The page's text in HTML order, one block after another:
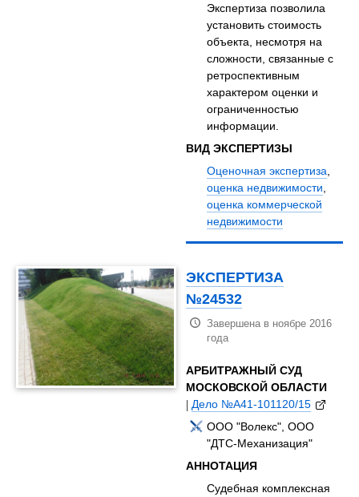
Экспертиза позволила
установить стоимость
объекта, несмотря на
сложности, связанные с
ретроспективным
характером оценки и
ограниченностью
информации.
ВИД ЭКСПЕРТИЗЫ
Оценочная экспертиза,
оценка недвижимости,
оценка коммерческой
недвижимости
ЭКСПЕРТИЗА
№24532
Завершена в ноябре 2016
года
АРБИТРАЖНЫЙ СУД
МОСКОВСКОЙ ОБЛАСТИ
|Дело №А41-101120/15
ООО "Волекс", ООО
"ДТС-Механизация"
АННОТАЦИЯ
Судебная комплексная